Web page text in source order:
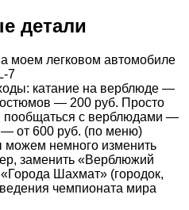
детали
моем легковом автомобиле
7
катание на верблюде —
— 200 руб. Просто
пообщаться с верблюдами —
от 600 руб. (по меню)
немного изменить
заменить «Верблюжий
Шахмат» (городок,
чемпионата мира